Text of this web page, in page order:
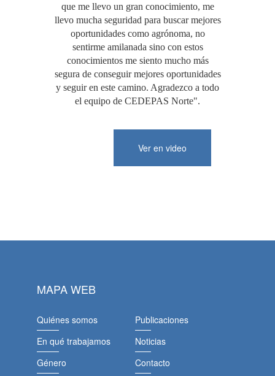
que me llevo un gran conocimiento, me
llevo mucha seguridad para buscar mejores
oportunidades como agrónoma, no
sentirme amilanada sino con estos
conocimientos me siento mucho más
segura de conseguir mejores oportunidades
y seguir en este camino. Agradezco a todo
el equipo de CEDEPAS Norte".
Ver en video
MAPA WEB
Quiénes somos
En qué trabajamos
Género
Publicaciones
Noticias
Contacto